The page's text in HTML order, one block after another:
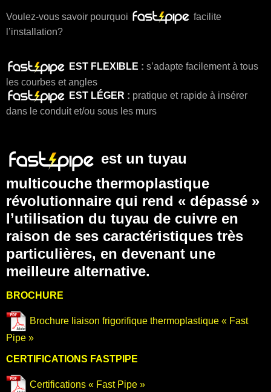
Voulez-vous savoir pourquoi
facilite
l’installation?
EST FLEXIBLE : s’adapte facilement à tous
les courbes et angles
EST LÉGER : pratique et rapide à insérer
dans le conduit et/ou sous les murs
est un tuyau
multicouche thermoplastique
révolutionnaire qui rend « dépassé »
l’utilisation du tuyau de cuivre en
raison de ses caractéristiques très
particulières, en devenant une
meilleure alternative.
BROCHURE
Brochure liaison frigorifique thermoplastique « Fast
Pipe »
CERTIFICATIONS FASTPIPE
Certifications « Fast Pipe »